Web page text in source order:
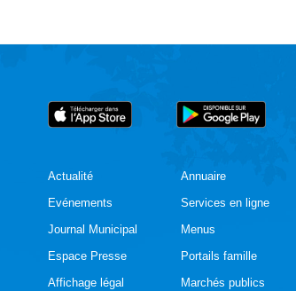
Actualité
Evénements
Journal Municipal
Espace Presse
Affichage légal
Annuaire
Services en ligne
Menus
Portails famille
Marchés publics